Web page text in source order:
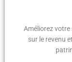
Améliorez
sur le revenu